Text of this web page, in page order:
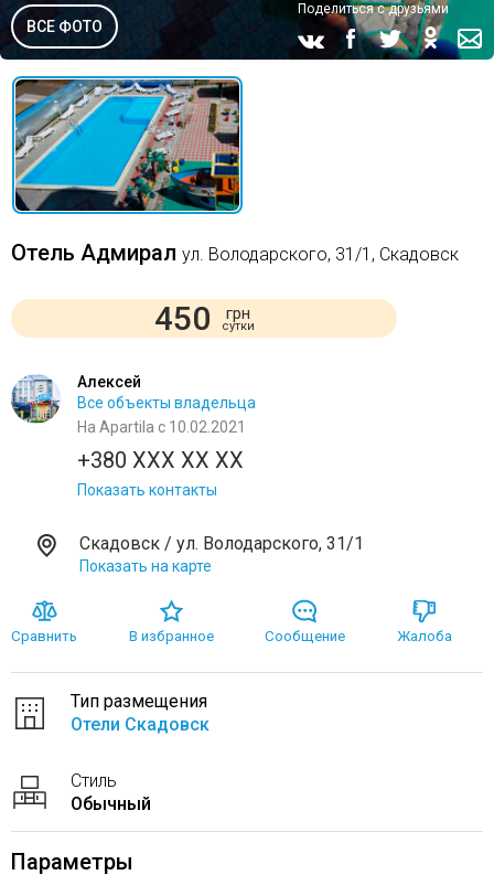
ВСЕ ФОТО
Поделиться с друзьями
Отель Адмирал ул. Володарского, 31/1, Скадовск
450 грн
сутки
Алексей
Все объекты владельца
На Apartila с 10.02.2021
+380 XXX XX XX
Показать контакты
Скадовск / ул. Володарского, 31/1
Показать на карте
Сравнить В избранное Сообщение Жалоба
Тип размещения
Отели Скадовск
Стиль
Обычный
Параметры